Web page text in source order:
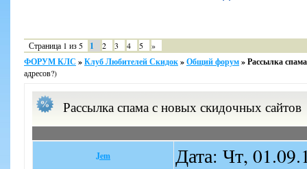
Страница 1 из 5 1 2 3 4 5 »
ФОРУМ КЛС »Клуб Любителей Скидок»Общий форум»Рассылка
адресов?)
Рассылка спама с новых скидочных сайтов
Jem Дата: Чт,